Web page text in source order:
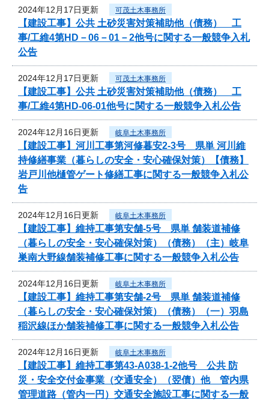
2024年12月17日更新 可茂土木事務所
【建設工事】公共 土砂災害対策補助他（債務） 工
事/工維4第HD－06－01－2他号に関する一般競争入札
公告
2024年12月17日更新 可茂土木事務所
【建設工事】公共 土砂災害対策補助他（債務） 工
事/工維4第HD-06-01他号に関する一般競争入札公告
2024年12月16日更新 岐阜土木事務所
【建設工事】河川工事第河修暮安2-3号 県単 河川維
持修繕事業（暮らしの安全・安心確保対策）【債務】
岩戸川他樋管ゲート修繕工事に関する一般競争入札公
告
2024年12月16日更新 岐阜土木事務所
【建設工事】維持工事第安舗-5号 県単 舗装道補修
（暮らしの安全・安心確保対策）（債務）（主）岐阜
巣南大野線舗装補修工事に関する一般競争入札公告
2024年12月16日更新 岐阜土木事務所
【建設工事】維持工事第安舗-2号 県単 舗装道補修
（暮らしの安全・安心確保対策）（債務）（一）羽島
稲沢線ほか舗装補修工事に関する一般競争入札公告
2024年12月16日更新 岐阜土木事務所
【建設工事】維持工事第43-A038-1-2他号 公共 防
災・安全交付金事業（交通安全）（翌債）他 管内県
管理道路（管内一円）交通安全施設工事に関する一般